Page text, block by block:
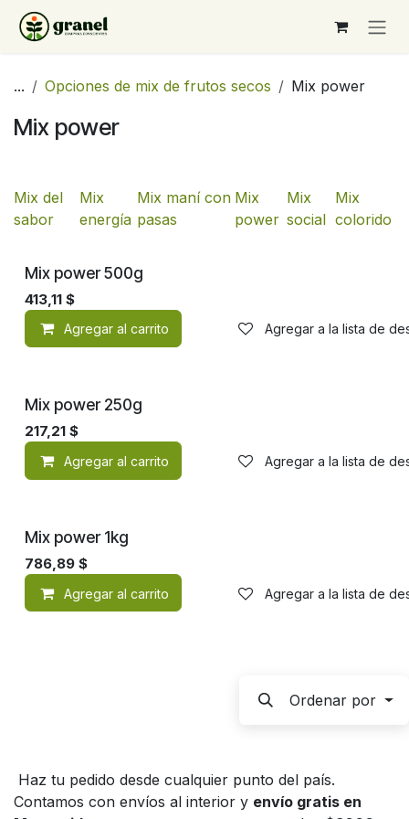
Ir al contenido
... Opciones de mix de frutos secos Mix power
Mix power
Mix del
sabor
Mix
energía
Mix maní con
pasas
Mix
power
Mix
social
Mix
colorido
Mix power 500g
413,11 $
Agregar al carrito Agregar a la lista de
Mix power 250g
217,21 $
Agregar al carrito Agregar a la lista de
Mix power 1kg
786,89 $
Agregar al carrito Agregar a la lista de
Ordenar por
Haz tu pedido desde cualquier punto del país.
Contamos con envíos al interior y envío gratis en